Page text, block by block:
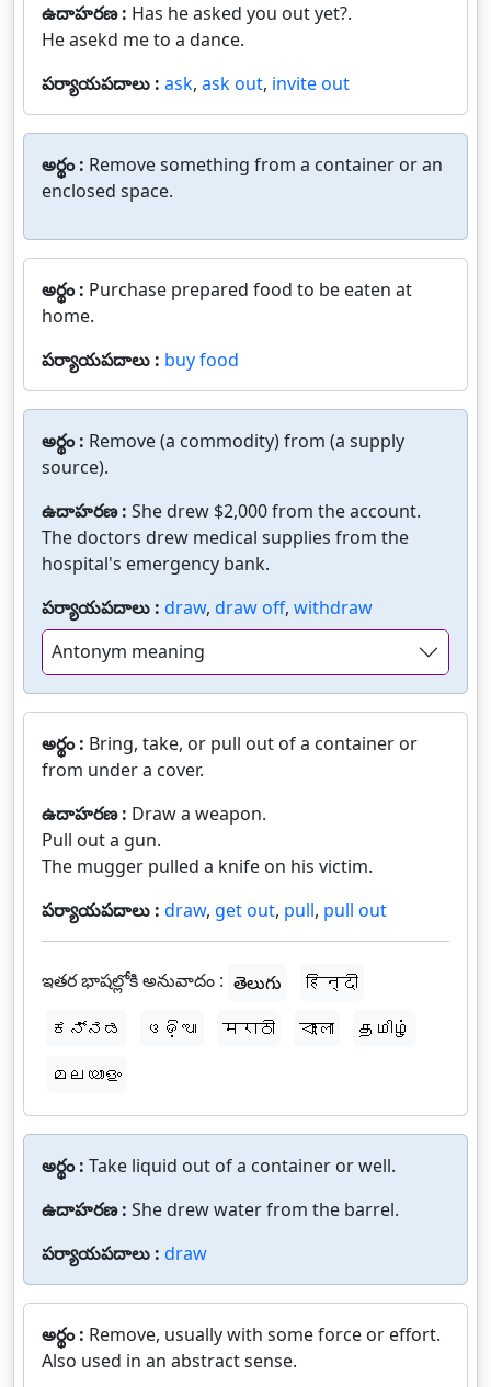
ఉదాహరణ : Has he asked you out yet?.
He asekd me to a dance.
పర్యాయపదాలు : ask, ask out, invite out
అర్థం : Remove something from a container or an
enclosed space.
అర్థం : Purchase prepared food to be eaten at
home.
పర్యాయపదాలు : buy food
అర్థం : Remove (a commodity) from (a supply
source).
ఉదాహరణ : She drew $2,000 from the account.
The doctors drew medical supplies from the
hospital's emergency bank.
పర్యాయపదాలు : draw, draw off, withdraw
Antonym meaning
అర్థం : Bring, take, or pull out of a container or
from under a cover.
ఉదాహరణ : Draw a weapon.
Pull out a gun.
The mugger pulled a knife on his victim.
పర్యాయపదాలు : draw, get out, pull, pull out
ఇతర భాషల్లోకి అనువాదం : తెలుగు
हिन्दी
ಕನ್ನಡ
ଓଡ଼ିଆ मराठी বাংলা
தமிழ்
മലയാളം
అర్థం : Take liquid out of a container or well.
ఉదాహరణ : She drew water from the barrel.
పర్యాయపదాలు : draw
అర్థం : Remove, usually with some force or effort.
Also used in an abstract sense.